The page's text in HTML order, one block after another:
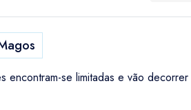
encontram-se limitadas e vão decorrer